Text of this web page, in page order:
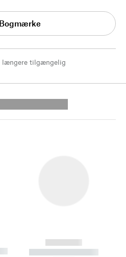
Bogmærke
længere tilgængelig
------------
----------- -----------